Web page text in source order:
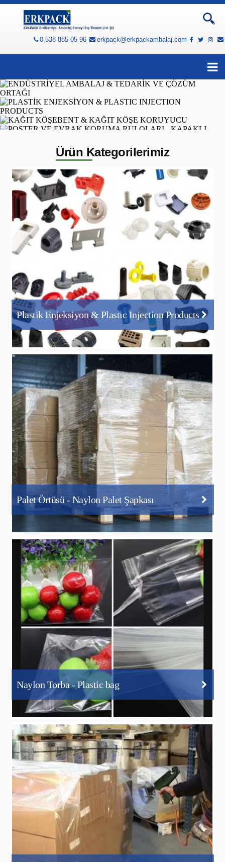
0 538 885 05 96 erkpack@erkpackambalaj.com
Ürün Kategorilerimiz
Plastik Enjeksiyon & Plastıc Injection Products
Palet Örtüsü - Naylon Palet Şapkası
Naylon Torba - Plastic bag